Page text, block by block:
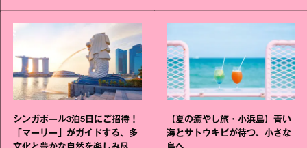
シンガポール3泊5日にご招待！
「マーリー」がガイドする、多
【夏の癒やし旅・小浜島】青い
海とサトウキビが待つ、小さな